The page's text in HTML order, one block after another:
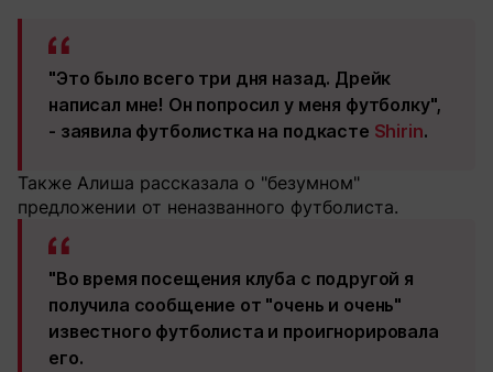
"Это было всего три дня назад. Дрейк
написал мне! Он попросил у меня футболку",
- заявила футболистка на подкасте Shirin.
Также Алиша рассказала о "безумном"
предложении от неназванного футболиста.
"Во время посещения клуба с подругой я
получила сообщение от "очень и очень"
известного футболиста и проигнорировала
его.